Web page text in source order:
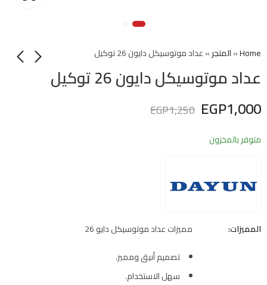
Home
»المتجر»عداد موتوسيكل دايون 26 توكيل
عداد موتوسيكل دايون 26 توكيل
EGP1,000
EGP1,250
متوفر بالمخزون
المميزات:
مميزات عداد موتوسيكل دايو 26
تصميم أنيق ومميز.
سهل الاستخدام.